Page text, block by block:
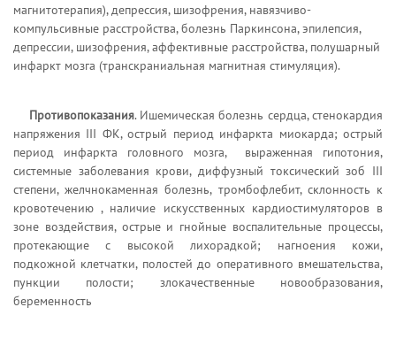
магнитотерапия), депрессия, шизофрения, навязчиво-
компульсивные расстройства, болезнь Паркинсона, эпилепсия,
депрессии, шизофрения, аффективные расстройства, полушарный
инфаркт мозга (транскраниальная магнитная стимуляция).
Противопоказания. Ишемическая болезнь сердца, стенокардия
напряжения III ФК, острый период инфаркта миокарда; острый
период инфаркта головного мозга, выраженная гипотония,
системные заболевания крови, диффузный токсический зоб III
степени, желчнокаменная болезнь, тромбофлебит, склонность к
кровотечению , наличие искусственных кардиостимуляторов в
зоне воздействия, острые и гнойные воспалительные процессы,
протекающие с высокой лихорадкой; нагноения кожи,
подкожной клетчатки, полостей до оперативного вмешательства,
пункции полости; злокачественные новообразования,
беременность